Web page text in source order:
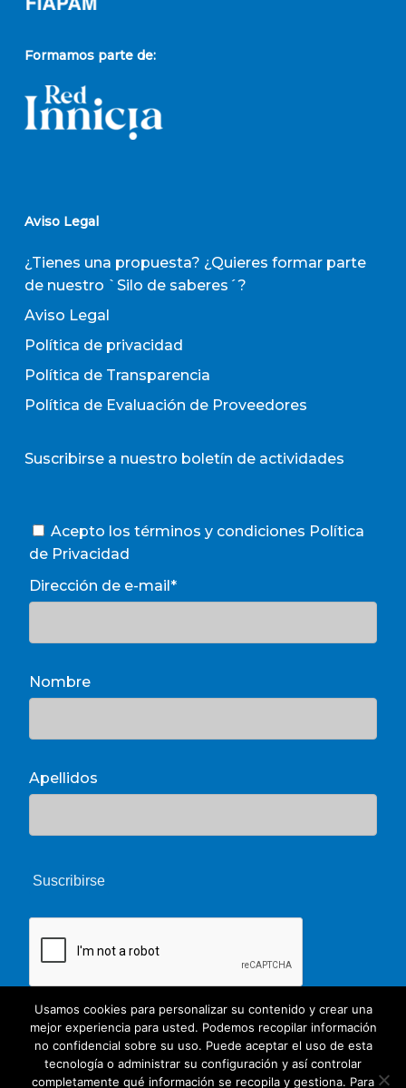
Formamos parte de:
Aviso Legal
¿Tienes una propuesta? ¿Quieres formar parte
de nuestro `Silo de saberes´?
Aviso Legal
Política de privacidad
Política de Transparencia
Política de Evaluación de Proveedores
Suscribirse a nuestro boletín de actividades
Acepto los términos y condiciones Política
de Privacidad
Dirección de e-mail*
Nombre
Apellidos
Usamos cookies para personalizar su contenido y crear una
mejor experiencia para usted. Podemos recopilar información
no confidencial sobre su uso. Puede aceptar el uso de esta
tecnología o administrar su configuración y así controlar
completamente qué información se recopila y gestiona. Para